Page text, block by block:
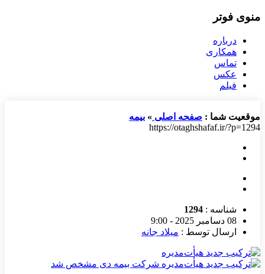
منوی فوتر
درباره
همکاری
تماس
عکس
فیلم
موقعیت شما : صفحه اصلی » بیمه
https://otaghshafaf.ir/?p=1294
شناسه : 1294
08 دسامبر 2025 - 9:00
ارسال توسط : میلاد جانه